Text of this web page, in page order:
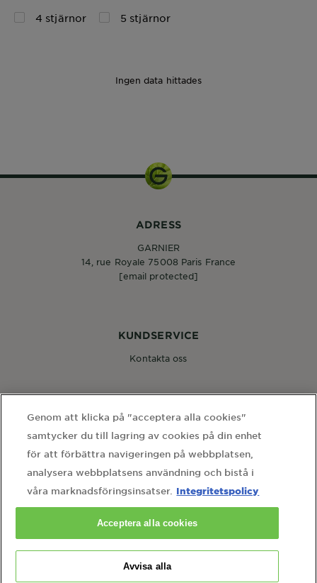
4 stjärnor
5 stjärnor
Ingen data hittades
webbkarta användarvillkor
cookie-inställningar
kontakta vårt dataskyddsombud
Country
KUNDSERVICE
Kontakta oss
ADRESS
GARNIER
14, rue Royale 75008 Paris France
[email protected]
Genom att klicka på "acceptera alla cookies"
samtycker du till lagring av cookies på din enhet
för att förbättra navigeringen på webbplatsen,
analysera webbplatsens användning och bistå i
våra marknadsföringsinsatser. Integritetspolicy
Avvisa alla
Acceptera alla cookies